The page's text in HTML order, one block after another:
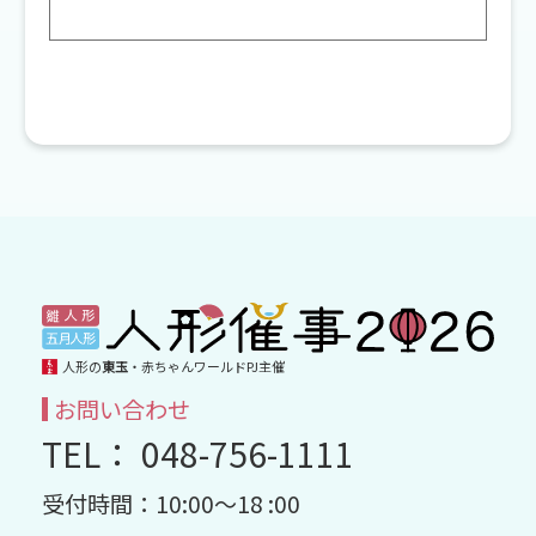
人形の東玉 ・赤ちゃんワールドPJ主催
お問い合わせ
TEL： 048-756-1111
受付時間：10:00～18 :00